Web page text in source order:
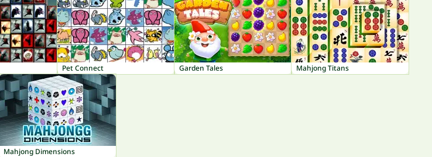
Pet Connect Garden Tales Mahjong Titans
Mahjong Dimensions